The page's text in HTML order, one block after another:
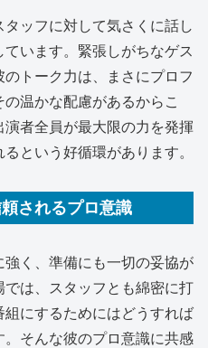
ッフに対して気さくに話し
います。緊張しがちなゲス
のトーク力は、まさにプロフ
温かな配慮があるからこ
者全員が最大限の力を発揮
という好循環があります。
されるプロ意識
く、準備にも一切の妥協が
は、スタッフとも綿密に打
にするためにはどうすれば
そんな彼のプロ意識に共感